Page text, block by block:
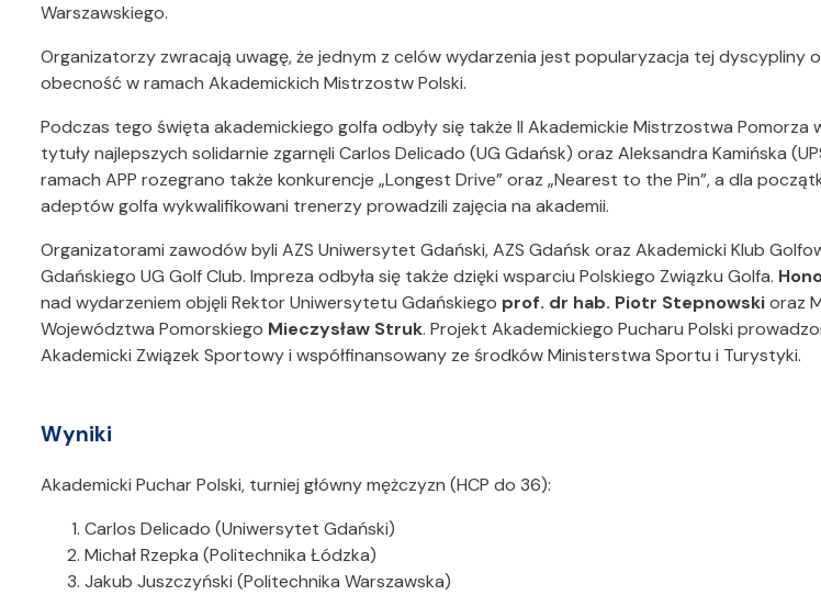
Warszawskiego.
Organizatorzy zwracają uwagę, że jednym z celów wydarzenia jest popularyzacja tej dyscypliny
obecność w ramach Akademickich Mistrzostw Polski.
Podczas tego święta akademickiego golfa odbyły się także II Akademickie Mistrzostwa Pomorza
tytuły najlepszych solidarnie zgarnęli Carlos Delicado (UG Gdańsk) oraz Aleksandra Kamińska
ramach APP rozegrano także konkurencje „Longest Drive” oraz „Nearest to the Pin”, a dla
adeptów golfa wykwalifikowani trenerzy prowadzili zajęcia na akademii.
Organizatorami zawodów byli AZS Uniwersytet Gdański, AZS Gdańsk oraz Akademicki Klub
Gdańskiego UG Golf Club. Impreza odbyła się także dzięki wsparciu Polskiego Związku Golfa.
nad wydarzeniem objęli Rektor Uniwersytetu Gdańskiego prof. dr hab. Piotr Stepnowskioraz
Województwa Pomorskiego Mieczysław Struk. Projekt Akademickiego Pucharu Polski
Akademicki Związek Sportowy i współfinansowany ze środków Ministerstwa Sportu i Turystyki.
Wyniki
Akademicki Puchar Polski, turniej główny mężczyzn (HCP do 36):
Carlos Delicado (Uniwersytet Gdański)
Michał Rzepka (Politechnika Łódzka)
Jakub Juszczyński (Politechnika Warszawska)